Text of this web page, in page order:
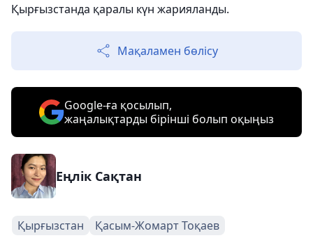
Қырғызстанда қаралы күн жарияланды.
Мақаламен бөлісу
Google-ға қосылып,
жаңалықтарды бірінші болып оқыңыз
Еңлік Сақтан
Қырғызстан Қасым-Жомарт Тоқаев